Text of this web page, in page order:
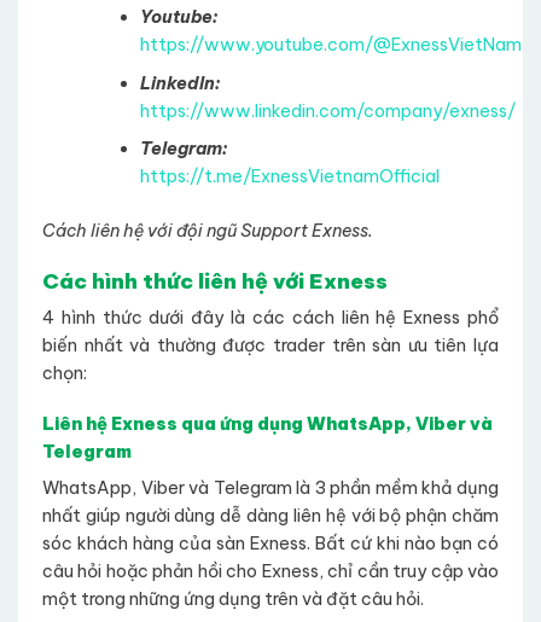
Youtube:
https://www.youtube.com/@ExnessVietNam
LinkedIn:
https://www.linkedin.com/company/exness/
Telegram:
https://t.me/ExnessVietnamOfficial
Cách liên hệ với đội ngũ Support Exness.
Các hình thức liên hệ với Exness
4 hình thức dưới đây là các cách liên hệ Exness phổ
biến nhất và thường được trader trên sàn ưu tiên lựa
chọn:
Liên hệ Exness qua ứng dụng WhatsApp, Viber và
Telegram
WhatsApp, Viber và Telegram là 3 phần mềm khả dụng
nhất giúp người dùng dễ dàng liên hệ với bộ phận chăm
sóc khách hàng của sàn Exness. Bất cứ khi nào bạn có
câu hỏi hoặc phản hồi cho Exness, chỉ cần truy cập vào
một trong những ứng dụng trên và đặt câu hỏi.